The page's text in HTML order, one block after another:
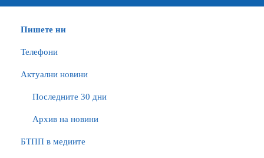
Пишете ни
Телефони
Актуални новини
Последните 30 дни
Архив на новини
БTПП в медиите